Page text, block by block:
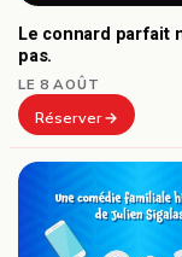
Le connard parfait
pas.
LE 8 AOÛT
Réserver